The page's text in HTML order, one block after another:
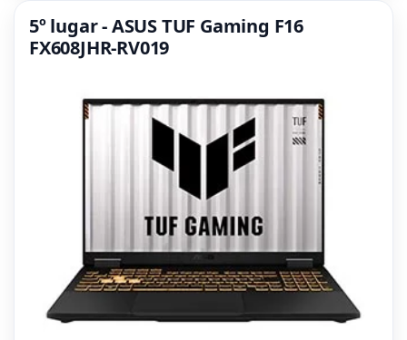
5º lugar - ASUS TUF Gaming F16
FX608JHR-RV019